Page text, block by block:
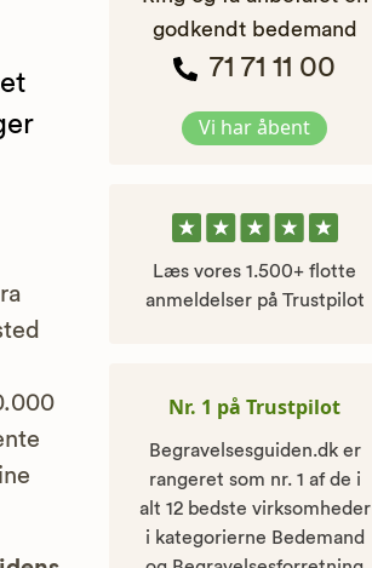
godkendt bedemand
71 71 11 00
Vi har åbent
Læs vores 1.500+ flotte
anmeldelser på Trustpilot
Nr. 1 på Trustpilot
Begravelsesguiden.dk er
rangeret som nr. 1 af de i
alt 12 bedste virksomheder
i kategorierne Bedemand